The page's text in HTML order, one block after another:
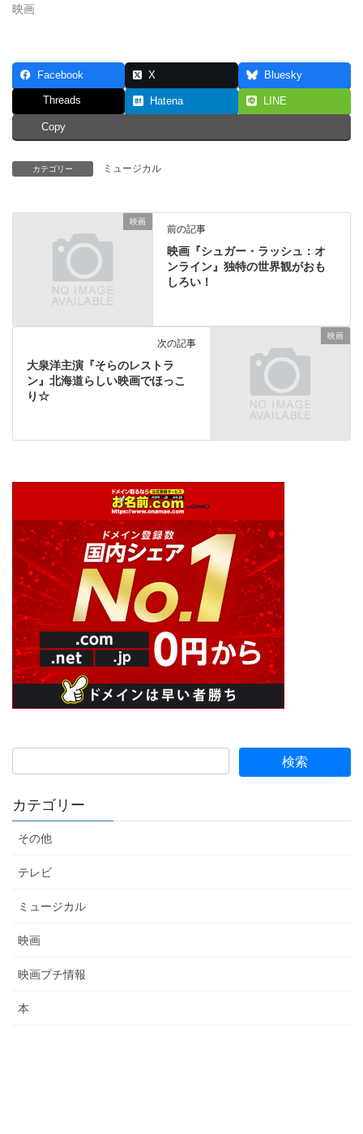
映画
Facebook X Bluesky
Threads Hatena LINE
Copy
カテゴリー ミュージカル
映画
前の記事
映画『シュガー・ラッシュ：オ
ンライン』独特の世界観がおも
しろい！
映画
次の記事
大泉洋主演『そらのレストラ
ン』北海道らしい映画でほっこ
り☆
カテゴリー
その他
テレビ
ミュージカル
映画
映画プチ情報
本